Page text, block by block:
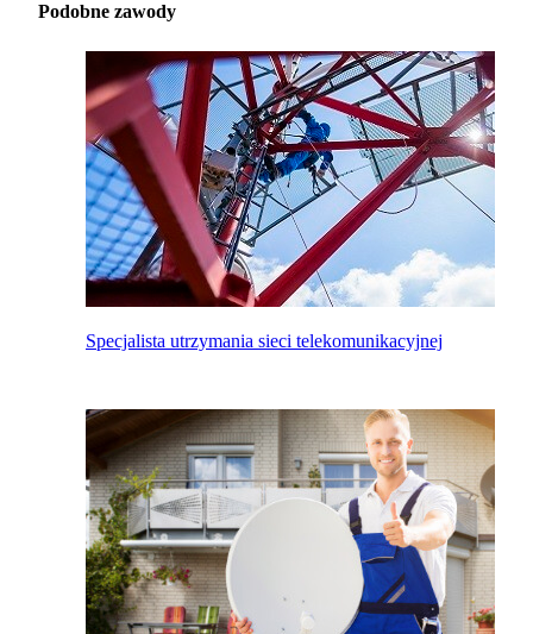
Podobne zawody
Specjalista utrzymania sieci telekomunikacyjnej